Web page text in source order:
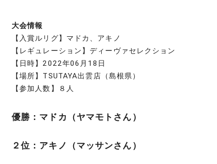
大会情報
【入賞ルリグ】マドカ、アキノ
【レギュレーション】ディーヴァセレクション
【日時】2022年06月18日
【場所】TSUTAYA出雲店（島根県）
【参加人数】８人
優勝：マドカ（ヤマモトさん）
２位：アキノ（マッサンさん）